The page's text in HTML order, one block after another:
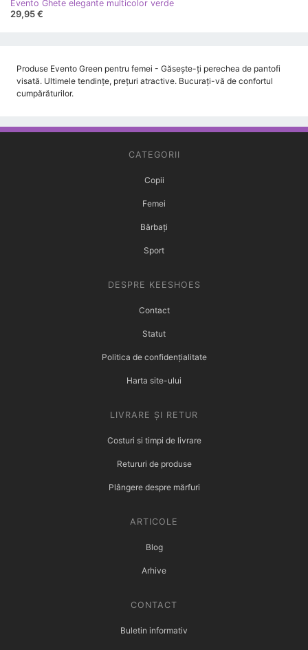
Evento Ghete elegante multicolor verde
29,95 €
Produse Evento Green pentru femei - Găsește-ți perechea de pantofi
visată. Ultimele tendințe, prețuri atractive. Bucurați-vă de confortul
cumpărăturilor.
CATEGORII
Copii
Femei
Bărbați
Sport
DESPRE KEESHOES
Contact
Statut
Politica de confidențialitate
Harta site-ului
LIVRARE ȘI RETUR
Costuri si timpi de livrare
Retururi de produse
Plângere despre mărfuri
ARTICOLE
Blog
Arhive
CONTACT
Buletin informativ